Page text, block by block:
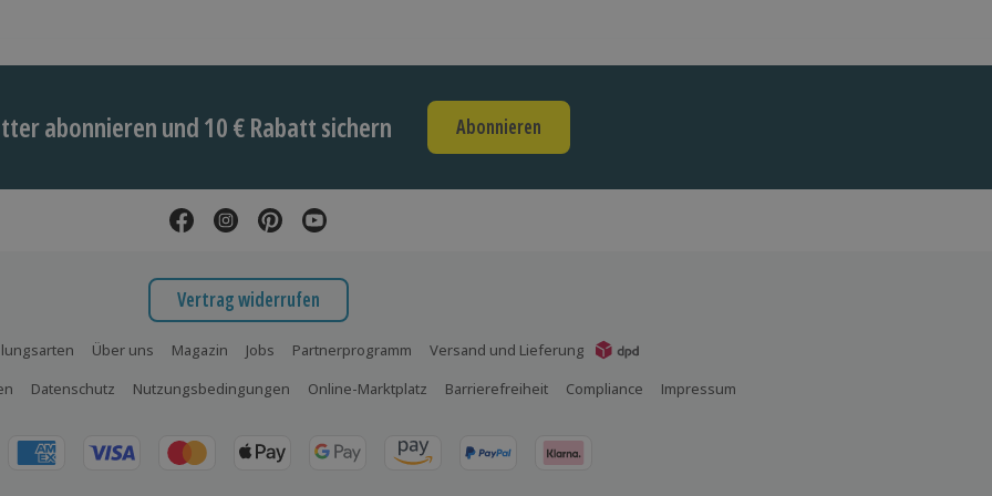
abonnieren und 10 € Rabatt sichern Abonnieren
Vertrag widerrufen
Über uns Magazin Jobs Partnerprogramm
Versand und Lieferung
Datenschutz Nutzungsbedingungen Online-Marktplatz Barrierefreiheit Compliance Impressum